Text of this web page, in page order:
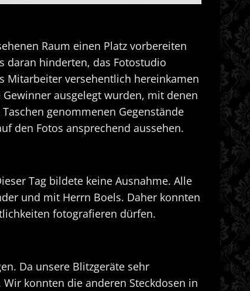
Raum einen Platz vorbereiten
daran hinderten, das Fotostudio
Mitarbeiter versehentlich hereinkamen
ausgelegt wurden, mit denen
genommenen Gegenstände
den Fotos ansprechend aussehen.
Tag bildete keine Ausnahme. Alle
und mit Herrn Boels. Daher konnten
fotografieren dürfen.
Da unsere Blitzgeräte sehr
konnten die anderen Steckdosen in